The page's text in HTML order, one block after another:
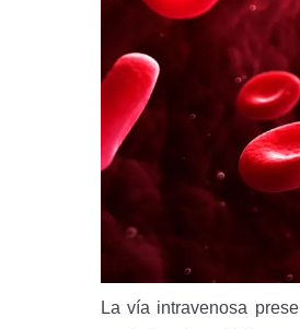
La vía intravenosa